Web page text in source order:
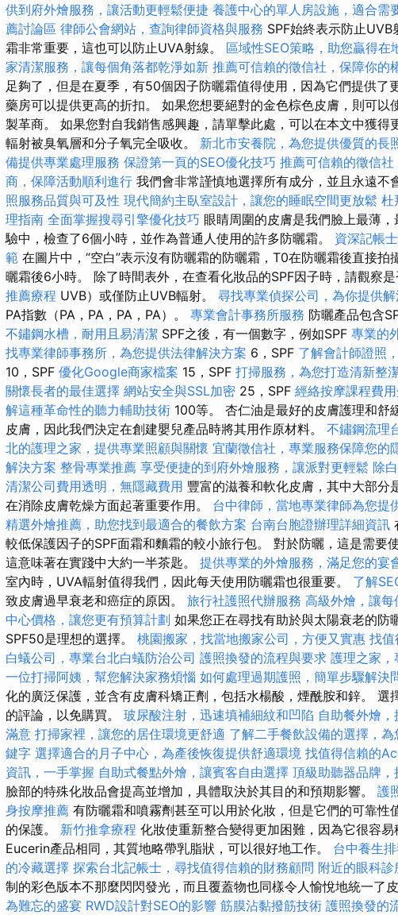
供到府外燴服務，讓活動更輕鬆便捷 養護中心的單人房設施，適合需
薦討論區 律師公會網站，查詢律師資格與服務 SPF始終表示防止
霜非常重要，這也可以防止UVA射線。 區域性SEO策略，助您贏得在
家清潔服務，讓每個角落都乾淨如新 推薦可信賴的徵信社，保障你的
足夠了，但是在夏季，有50個因子防曬霜值得使用，因為它們提供了
藥房可以提供更高的折扣。 如果您想要絕對的金色棕色皮膚，則可以
製革商。 如果您對自我銷售感興趣，請單擊此處，可以在本文中獲得
輻射被臭氧層和分子氧完全吸收。 新北市安養院，為您提供優質的長
備提供專業處理服務 保證第一頁的SEO優化技巧 推薦可信賴的徵信
商，保障活動順利進行 我們會非常謹慎地選擇所有成分，並且永遠不
照服務品質與可及性 現代簡約主臥室設計，讓您的睡眠空間更放鬆 杜
理指南 全面掌握搜尋引擎優化技巧 眼睛周圍的皮膚是我們臉上最薄，
驗中，檢查了6個小時，並作為普通人使用的許多防曬霜。 資深記帳
範 在圖片中，“空白”表示沒有防曬霜的防曬霜，T0在防曬霜後直接
曬霜後6小時。 除了時間表外，在查看化妝品的SPF因子時，請觀察
推薦療程 UVB）或僅防止UVB輻射。 尋找專業偵探公司，為你提供
PA指數（PA，PA，PA，PA）。 專業會計事務所服務 防曬產品包含
不鏽鋼水槽，耐用且易清潔 SPF之後，有一個數字，例如SPF 專業的
找專業律師事務所，為您提供法律解決方案 6，SPF 了解會計師證照
10，SPF 優化Google商家檔案 15，SPF 打掃服務，為您打造清新整
關懷長者的最佳選擇 網站安全與SSL加密 25，SPF 經絡按摩課程費
解這種革命性的聽力輔助技術 100等。 杏仁油是最好的皮膚護理和舒
皮膚，因此我們決定在創建嬰兒產品時將其用作原材料。 不鏽鋼流理
北的護理之家，提供專業照顧與關懷 宜蘭徵信社，專業服務保障您的
解決方案 整骨專業推薦 享受便捷的到府外燴服務，讓派對更輕鬆 除
清潔公司費用透明，無隱藏費用 豐富的滋養和軟化皮膚，其中大部分
在消除皮膚乾燥方面起著重要作用。 台中律師，當地專業律師為您提
精選外燴推薦，助您找到最適合的餐飲方案 台南台胞證辦理詳細資訊
較低保護因子的SPF面霜和麵霜的較小旅行包。 對於防曬，這是需要
這意味著在實踐中大約一半茶匙。 提供專業的外燴服務，滿足您的宴
室內時，UVA輻射值得我們，因此每天使用防曬霜也很重要。 了解
致皮膚過早衰老和癌症的原因。 旅行社護照代辦服務 高級外燴，讓
中心價格，讓您更有預算計劃 如果您正在尋找有助於與太陽衰老的
SPF50是理想的選擇。 桃園搬家，找當地搬家公司，方便又實惠 找
白蟻公司，專業台北白蟻防治公司 護照換發的流程與要求 護理之家，
一位打掃阿姨，幫您解決家務煩惱 如何處理過期護照，簡單步驟解決
化的廣泛保護，並含有皮膚科矯正劑，包括水楊酸，煙酰胺和鋅。 選
的評論，以免購買。 玻尿酸注射，迅速填補細紋和凹陷 自助餐外燴
滿意 打掃家裡，讓您的居住環境更舒適 了解二手餐飲設備的選擇，為
鍵字 選擇適合的月子中心，為產後恢復提供舒適環境 找值得信賴的
資訊，一手掌握 自助式餐點外燴，讓賓客自由選擇 頂級助聽器品牌
臉部的特殊化妝品會提高並增加，具體取決於其目的和預期影響。 護
身按摩推薦 有防曬霜和噴霧劑甚至可以用於化妝，但是它們的可靠性
的保護。 新竹推拿療程 化妝使重新整合變得更加困難，因為它很容
Eucerin產品相同，其質地略帶乳脂狀，可以很好地工作。 台中養生
的冷藏選擇 探索台北記帳士，尋找值得信賴的財務顧問 附近的眼科
制的彩色版本不那麼閃閃發光，而且覆蓋物也同樣令人愉悅地統一了
為難忘的盛宴 RWD設計對SEO的影響 筋膜沾黏撥筋技術 護照換發的